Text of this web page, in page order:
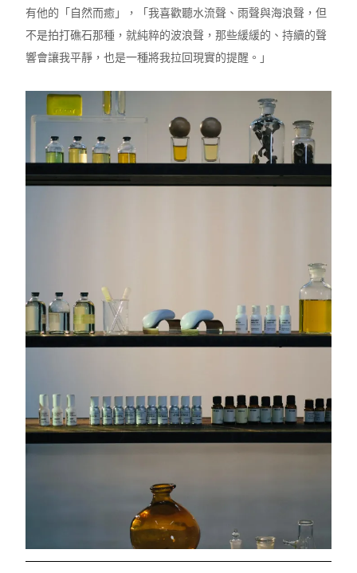
有他的「自然而癒」，「我喜歡聽水流聲、雨聲與海浪聲，但
不是拍打礁石那種，就純粹的波浪聲，那些緩緩的、持續的聲
響會讓我平靜，也是一種將我拉回現實的提醒。」